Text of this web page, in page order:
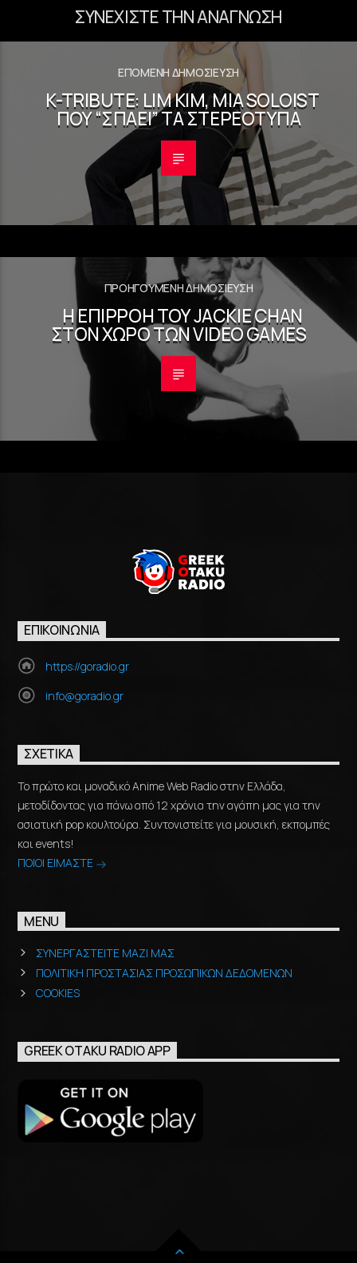
ΣΥΝΕΧΊΣΤΕ ΤΗΝ ΑΝΆΓΝΩΣΗ
ΕΠΌΜΕΝΗ ΔΗΜΟΣΊΕΥΣΗ
K-TRIBUTE: LIM KIM, ΜΙΑ SOLOIST
ΠΟΥ “ΣΠΆΕΙ” ΤΑ ΣΤΕΡΕΌΤΥΠΑ
ΠΡΟΗΓΟΎΜΕΝΗ ΔΗΜΟΣΊΕΥΣΗ
Η ΕΠΙΡΡΟΉ ΤΟΥ JACKIE CHAN
ΣΤΟΝ ΧΏΡΟ ΤΩΝ VIDEO GAMES
ΕΠΙΚΟΙΝΩΝΊΑ
https://goradio.gr
info@goradio.gr
ΣΧΕΤΙΚΆ
Το πρώτο και μοναδικό Anime Web Radio στην Ελλάδα,
μεταδίδοντας για πάνω από 12 χρόνια την αγάπη μας για την
ασιατική pop κουλτούρα. Συντονιστείτε για μουσική, εκπομπές
και events!
ΠΟΙΟΙ ΕΙΜΑΣΤΕ
MENU
ΣΥΝΕΡΓΑΣΤΕΙΤΕ ΜΑΖΙ ΜΑΣ
ΠΟΛΙΤΙΚΗ ΠΡΟΣΤΑΣΙΑΣ ΠΡΟΣΩΠΙΚΩΝ ΔΕΔΟΜΕΝΩΝ
COOKIES
GREEK OTAKU RADIO APP